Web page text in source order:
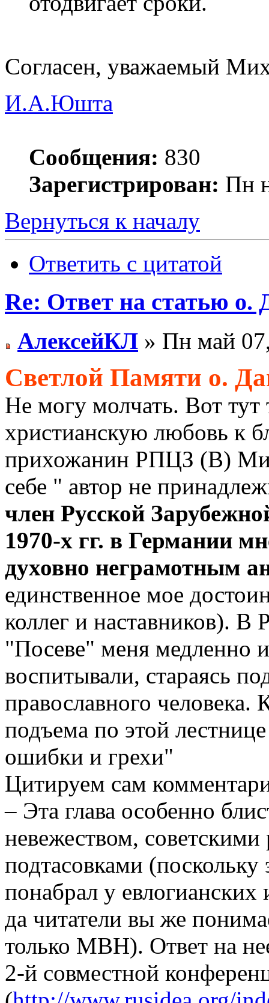
Согласен, уважаемый
И.А.Юшта
Сообщения: 830
Зарегистрирован: Пн
Вернуться к началу
Ответить с цитатой
Re: Ответ на статью о.
АлексейКЛ » Пн май
Светлой Памяти о.
Не могу молчать. Вот
христианскую любовь к
прихожанин РПЦЗ (В)
себе " автор не
член Русской
1970-х гг. в Германии
духовно неграмотным
единственное мое
коллег и наставников).
"Посеве" меня медленно
воспитывали, стараясь
православного человека.
подъема по этой
ошибки и грехи"
Цитируем сам
– Эта глава особенно
невежеством,
подтасовками
понабрал у
да читатели вы же
только МВН). Ответ на
2-й совместной